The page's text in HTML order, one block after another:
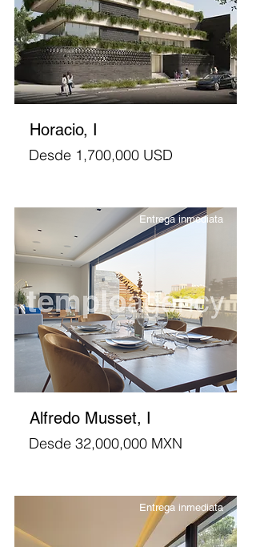
Horacio, I
Desde 1,700,000 USD
Entrega inmediata
Alfredo Musset, I
Desde 32,000,000 MXN
Entrega inmediata